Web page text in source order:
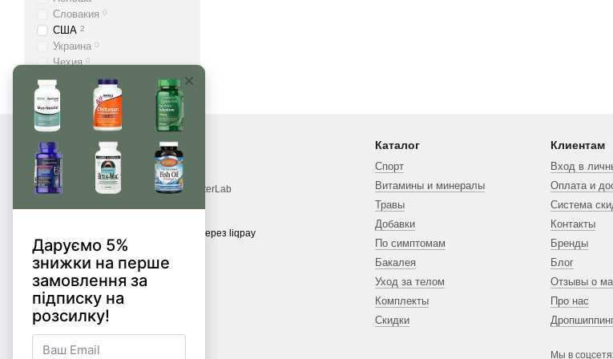
Словакия 0
США 2
Украина 0
Чехия 0
© 2017—2026
Витамины, БАДы, добавки, травы MonsterLab
Мобильная версия
Каталог
Спорт
Витамины и минералы
Травы
Добавки
По симптомам
Бакалея
Уход за телом
Комплекты
Скидки
Клиентам
Вход в
Оплата и
Система
Контакты
Бренды
Блог
Отзывы о
Про нас
Мы в